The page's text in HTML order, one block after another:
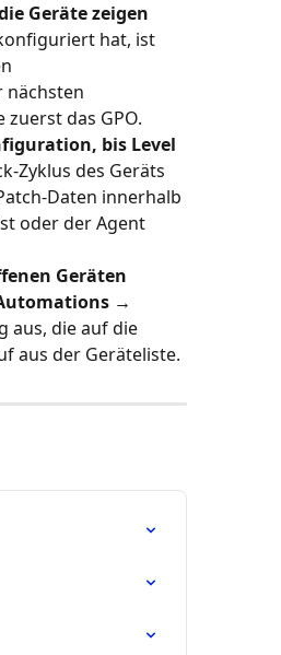
Geräte zeigen
hat, ist
nächsten
das GPO.
bis Level
Zyklus des Geräts
Daten innerhalb
oder der Agent
Geräten
→
aus, die auf die
aus der Geräteliste.